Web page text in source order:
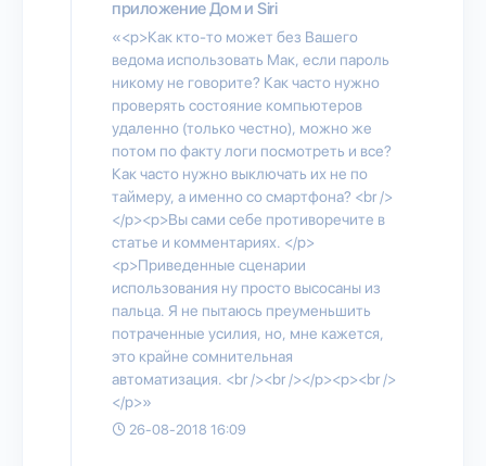
приложение Дом и Siri
«<p>Как кто-то может без Вашего
ведома использовать Мак, если пароль
никому не говорите? Как часто нужно
проверять состояние компьютеров
удаленно (только честно), можно же
потом по факту логи посмотреть и все?
Как часто нужно выключать их не по
таймеру, а именно со смартфона? <br />
</p><p>Вы сами себе противоречите в
статье и комментариях. </p>
<p>Приведенные сценарии
использования ну просто высосаны из
пальца. Я не пытаюсь преуменьшить
потраченные усилия, но, мне кажется,
это крайне сомнительная
автоматизация. <br /><br /></p><p><br />
</p>»
26-08-2018 16:09